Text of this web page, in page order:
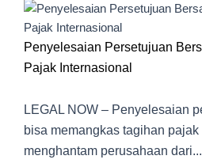
Penyelesaian Persetujuan
Pajak Internasional
LEGAL NOW – Penyelesaian
bisa memangkas tagihan
menghantam perusahaan dari...